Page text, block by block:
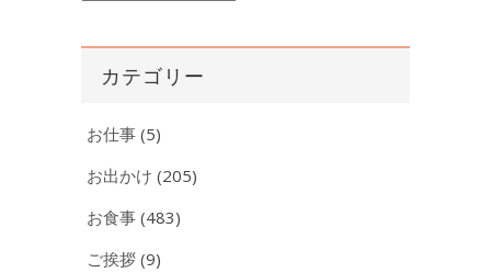
カ
カテゴリー
お仕事 (5)
お出かけ (205)
お食事 (483)
ご挨拶 (9)